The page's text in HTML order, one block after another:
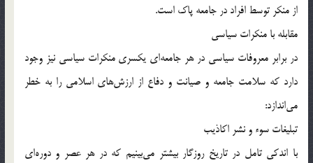
از منکر توسط افراد در جامعه پاک است.
مقابله با منکرات سياسي
در برابر معروفات سياسى در هر جامعه‌اى يکسرى منکرات سياسى نيز وجود
دارد که سلامت جامعه و صيانت و دفاع از ارزش‌هاى اسلامى را به خطر
مى‌اندازد:
تبليغات سوء و نشر اکاذيب
با اندکى تامل در تاريخ روزگار بيشتر مى‌بينيم که در هر عصر و دوره‌اى